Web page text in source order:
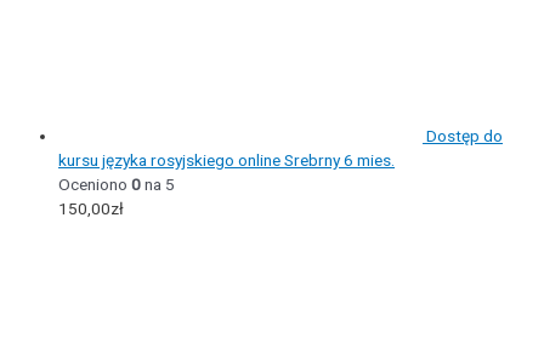
Dostęp do
kursu języka rosyjskiego online Srebrny 6 mies.
Oceniono 0na 5
150,00zł